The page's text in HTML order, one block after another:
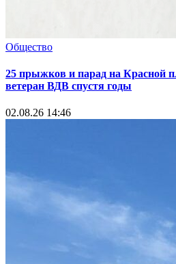
Общество
25 прыжков и парад на Красной
ветеран ВДВ спустя годы
02.08.26 14:46